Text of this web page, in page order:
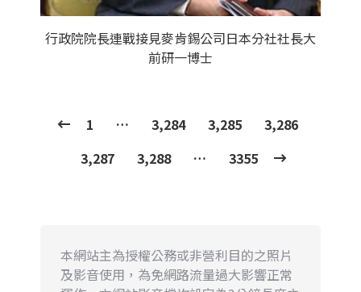
行政院院長連戰接見麥肯錫公司日本分社社長大
前研一博士
1 … 3,284 3,285
3,286
3,287
3,288 … 3355
本網站主為授權公務或非營利目的之照片
及影音使用，為免網路流量過大影響正常